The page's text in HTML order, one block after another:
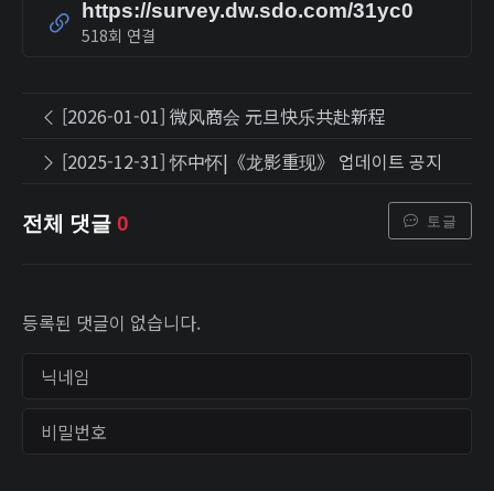
https://survey.dw.sdo.com/31yc0
518회 연결
[2026-01-01] 微风商会 元旦快乐共赴新程
[2025-12-31] 怀中怀|《龙影重现》 업데이트 공지
전체 댓글 0 토글
등록된 댓글이 없습니다.
닉네임
비밀번호